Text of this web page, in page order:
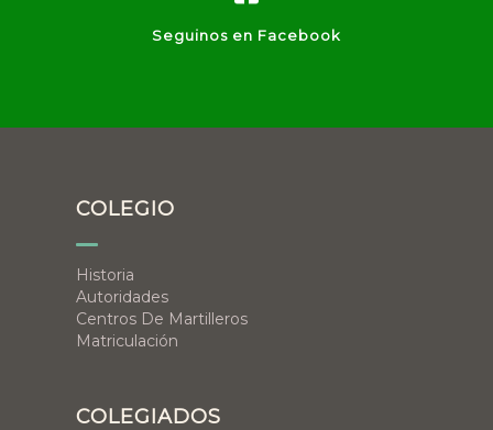
Seguinos en Facebook
COLEGIO
Historia
Autoridades
Centros De Martilleros
Matriculación
COLEGIADOS